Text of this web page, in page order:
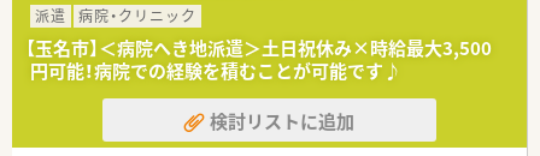
派遣
病院・クリニック
【玉名市】＜病院へき地派遣＞土日祝休み×時給最大3,500
円可能！病院での経験を積むことが可能です♪
検討リストに追加